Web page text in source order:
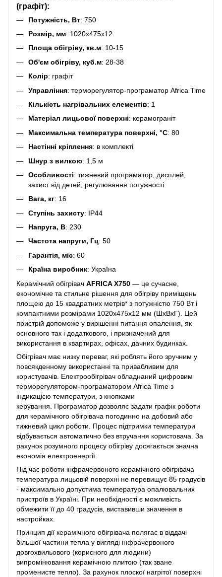
(графіт):
Потужність, Вт: 750
Розмір, мм: 1020х475х12
Площа обігріву, кв.м: 10-15
Об'єм обігріву, куб.м: 28-38
Колір: графіт
Управління: терморегулятор-програматор Africa Time
Кількість нагрівальних елементів: 1
Матеріал лицьової поверхні: керамограніт
Максимальна температура поверхні, °C: 80
Настінні кріплення: в комплекті
Шнур з вилкою: 1,5 м
Особливості: тижневий програматор, дисплей,
захист від детей, регулювання потужності
Вага, кг: 16
Ступінь захисту: IP44
Напруга, В: 230
Частота напруги, Гц: 50
Гарантія, міс: 60
Країна виробник: Україна
Керамічний обігрівач AFRICA X750 — це сучасне,
економічне та стильне рішення для обігріву приміщень
площею до 15 квадратних метрів* з потужністю 750 Вт і
компактними розмірами 1020х475х12 мм (ШxВxГ). Цей
пристрій допоможе у вирішенні питання опалення, як
основного так і додаткового, і призначений для
використання в квартирах, офісах, дачних будинках.
Обігрівач має низку переваг, які роблять його зручним у
повсякденному використанні та привабливим для
користувачів. Електрообігрівач обладнаний цифровим
терморегулятором-програматором Africa Time з
індикацією температури, з кнопками
керування. Програматор дозволяє задати графік роботи
для керамічного обігрівача погодинно на добовий або
тижневий цикл роботи. Процес підтримки температури
відбувається автоматично без втручання користовача. За
рахунок розумного процесу обігріву досягається значна
економія електроенергії.
Під час роботи інфрачервоного керамічного обігрівача
температура лицьовій поверхні не перевищує 85 градусів
- максимально допустима температура опалювальних
пристроїв в Україні. При необхідності є можливість
обмежити її до 40 градусів, виставивши значення в
настройках.
Принцип дії керамічного обігрівача полягає в віддачі
більшої частини тепла у вигляді інфрачервоного
довгохвильового (корисного для людини)
випромінювання керамічною плитою (так зване
променисте тепло). За рахунок плоскої нагрітої поверхні